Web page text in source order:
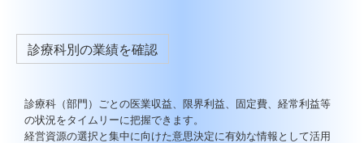
診療科別の業績を確認
診療科（部門）ごとの医業収益、限界利益、固定費、経常利益等
の状況をタイムリーに把握できます。
経営資源の選択と集中に向けた意思決定に有効な情報として活用